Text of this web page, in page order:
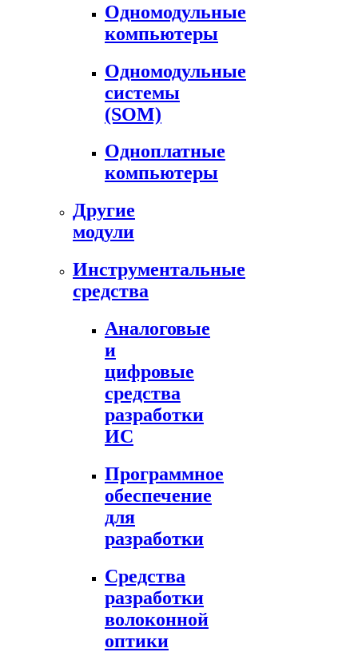
Одномодульные
компьютеры
Одномодульные
системы
(SOM)
Одноплатные
компьютеры
Другие
модули
Инструментальные
средства
Аналоговые
и
цифровые
средства
разработки
ИС
Программное
обеспечение
для
разработки
Средства
разработки
волоконной
оптики